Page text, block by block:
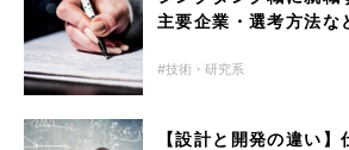
主要企業・選考方法な
技術・研究系
【設計と開発の違い